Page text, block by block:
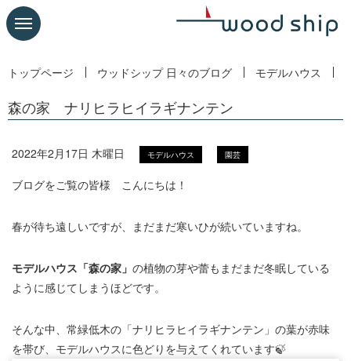
トップページ ウッドシップ 日々のブログ モデルハウス
森の家 ナリヒラヒイラギナンテン
2022年2月17日 木曜日 モデルハウス 園芸
ブログをご覧の皆様 こんにちは！
春が待ち遠しいですが、まだまだ寒いひが続いていますね。
モデルハウス「森の家」 の植物の芽や蕾もまだまだ冬眠している
ように感じてしまうほどです。
そんな中、常緑低木の「ナリヒラヒイラギナンテン」の葉が赤味
を帯び、モデルハウスに色どりを与えてくれています🍃